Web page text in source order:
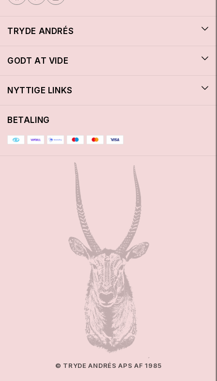
TRYDE ANDRÉS
GODT AT VIDE
NYTTIGE LINKS
BETALING
© TRYDE ANDRÉS APS AF 1985